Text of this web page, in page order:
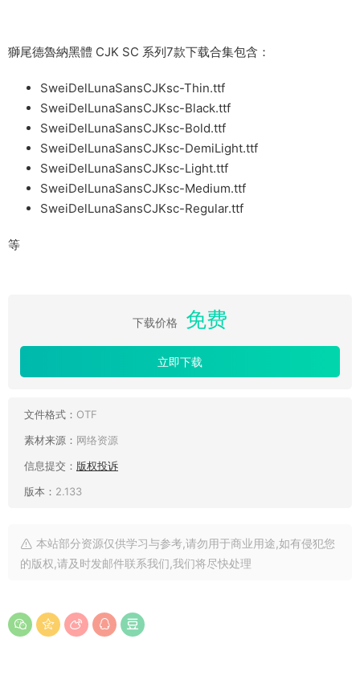
獅尾德魯納黑體 CJK SC 系列7款下载合集包含：
SweiDelLunaSansCJKsc-Thin.ttf
SweiDelLunaSansCJKsc-Black.ttf
SweiDelLunaSansCJKsc-Bold.ttf
SweiDelLunaSansCJKsc-DemiLight.ttf
SweiDelLunaSansCJKsc-Light.ttf
SweiDelLunaSansCJKsc-Medium.ttf
SweiDelLunaSansCJKsc-Regular.ttf
等
下载价格 免费
立即下载
文件格式： OTF
素材来源： 网络资源
信息提交： 版权投诉
版本： 2.133
本站部分资源仅供学习与参考,请勿用于商业用途,如有侵犯您
的版权,请及时发邮件联系我们,我们将尽快处理